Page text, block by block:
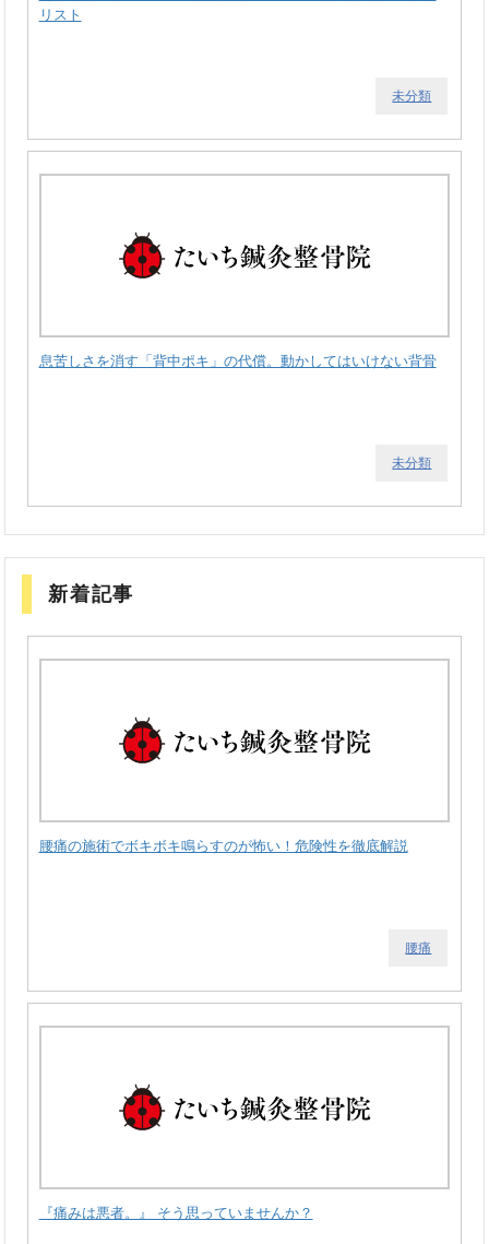
リスト
未分類
息苦しさを消す「背中ポキ」の代償。動かしてはいけない背骨
未分類
新着記事
腰痛の施術でボキボキ鳴らすのが怖い！危険性を徹底解説
腰痛
『痛みは悪者。』 そう思っていませんか？